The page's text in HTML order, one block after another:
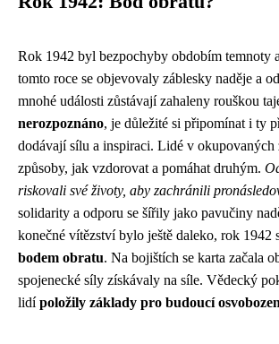
Rok 1942 byl bezpochyby obdobím temnoty
tomto roce se objevovaly záblesky naděje a
mnohé události zůstávají zahaleny rouškou
nerozpoznáno, je důležité si připomínat i ty
dodávají sílu a inspiraci. Lidé v okupovaných
způsoby, jak vzdorovat a pomáhat druhým.
riskovali své životy, aby zachránili
solidarity a odporu se šířily jako pavučiny
konečné vítězství bylo ještě daleko, rok 1942
bodem obratu. Na bojištích se karta začala
spojenecké síly získávaly na síle. Vědecký
lidípoložily základy pro budoucí